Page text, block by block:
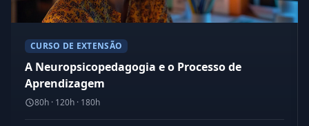
CURSO DE EXTENSÃO
A Neuropsicopedagogia e o Processo de
Aprendizagem
80h · 120h · 180h